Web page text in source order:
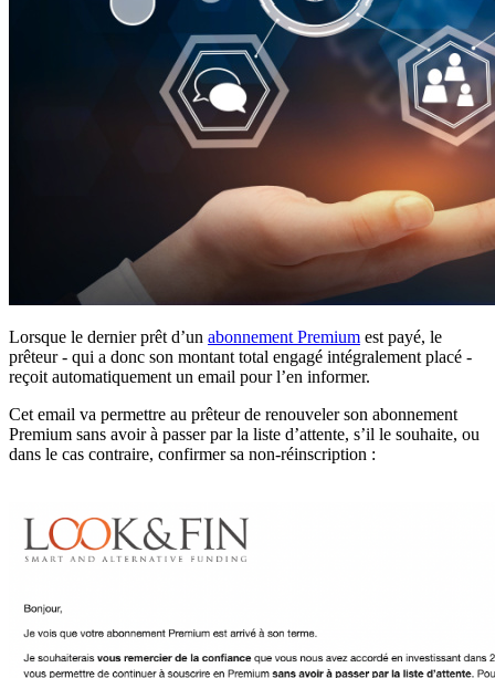
Lorsque le dernier prêt d’un abonnement Premium est payé, le
prêteur - qui a donc son montant total engagé intégralement placé -
reçoit automatiquement un email pour l’en informer.
Cet email va permettre au prêteur de renouveler son abonnement
Premium sans avoir à passer par la liste d’attente, s’il le souhaite, ou
dans le cas contraire, confirmer sa non-réinscription :